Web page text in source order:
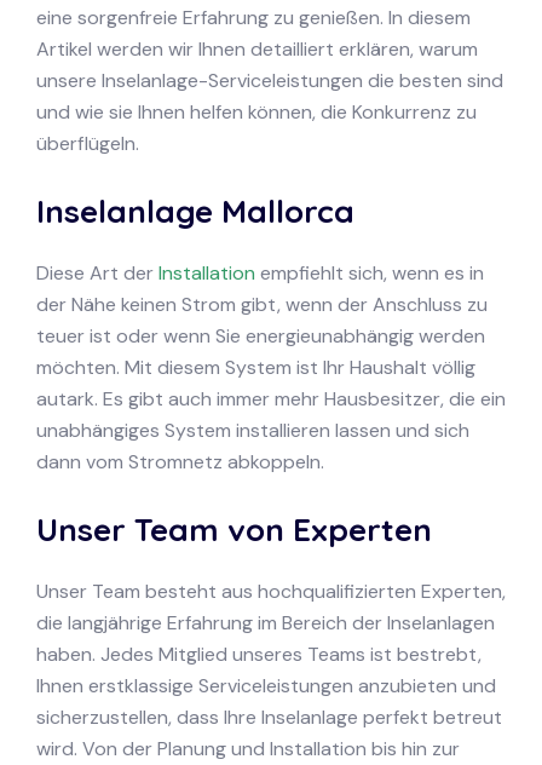
eine sorgenfreie Erfahrung zu genießen. In diesem
Artikel werden wir Ihnen detailliert erklären, warum
unsere Inselanlage-Serviceleistungen die besten sind
und wie sie Ihnen helfen können, die Konkurrenz zu
überflügeln.
Inselanlage Mallorca
Diese Art derInstallation empfiehlt sich, wenn es in
der Nähe keinen Strom gibt, wenn der Anschluss zu
teuer ist oder wenn Sie energieunabhängig werden
möchten. Mit diesem System ist Ihr Haushalt völlig
autark. Es gibt auch immer mehr Hausbesitzer, die ein
unabhängiges System installieren lassen und sich
dann vom Stromnetz abkoppeln.
Unser Team von Experten
Unser Team besteht aus hochqualifizierten Experten,
die langjährige Erfahrung im Bereich der Inselanlagen
haben. Jedes Mitglied unseres Teams ist bestrebt,
Ihnen erstklassige Serviceleistungen anzubieten und
sicherzustellen, dass Ihre Inselanlage perfekt betreut
wird. Von der Planung und Installation bis hin zur